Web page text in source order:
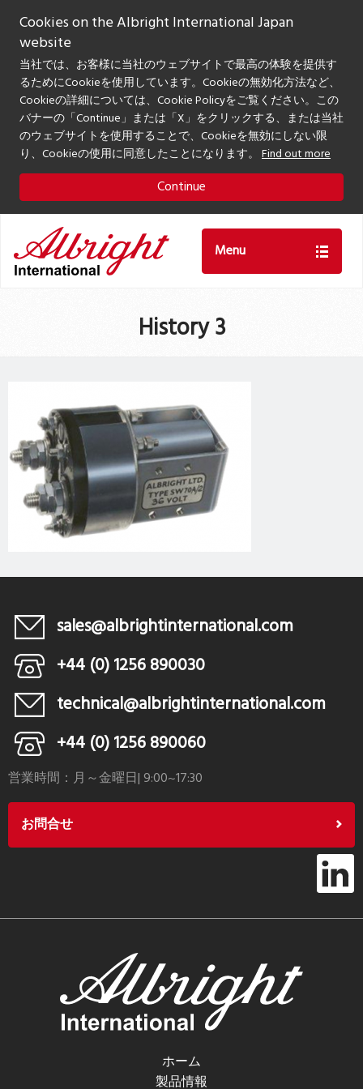
Cookies on the Albright International Japan
website
当社では、お客様に当社のウェブサイトで最高の体験を提供す
るためにCookieを使用しています。Cookieの無効化方法など、
Cookieの詳細については、Cookie Policyをご覧ください。この
バナーの「Continue」または「X」をクリックする、または当社
のウェブサイトを使用することで、Cookieを無効にしない限
り、Cookieの使用に同意したことになります。 Find out more
Continue
Menu
History 3
sales@albrightinternational.com
+44 (0) 1256 890030
technical@albrightinternational.com
+44 (0) 1256 890060
営業時間：月～金曜日| 9:00~17:30
お問合せ
ホーム
製品情報